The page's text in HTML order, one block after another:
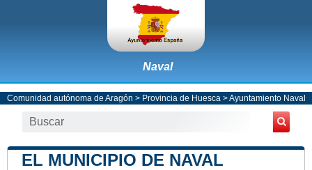
Naval
Comunidad autónoma de Aragón > Provincia de Huesca >Ayuntamiento Naval
EL MUNICIPIO DE NAVAL